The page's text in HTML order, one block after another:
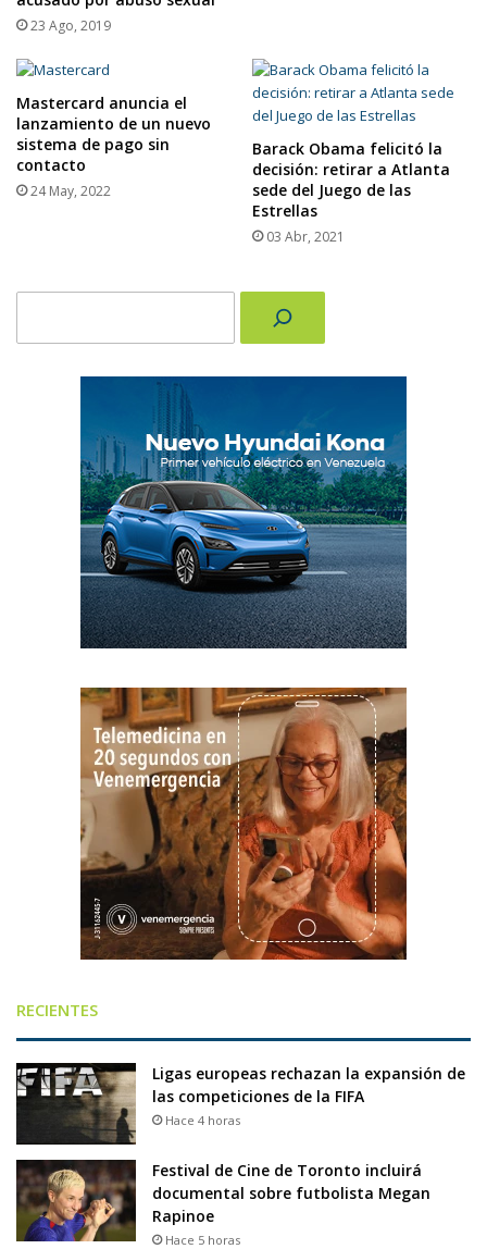
23 Ago, 2019
Mastercard anuncia el
lanzamiento de un nuevo
sistema de pago sin
contacto
24 May, 2022
Barack Obama felicitó la
decisión: retirar a Atlanta
sede del Juego de las
Estrellas
03 Abr, 2021
RECIENTES
Ligas europeas rechazan la expansión de
las competiciones de la FIFA
Hace 4 horas
Festival de Cine de Toronto incluirá
documental sobre futbolista Megan
Rapinoe
Hace 5 horas